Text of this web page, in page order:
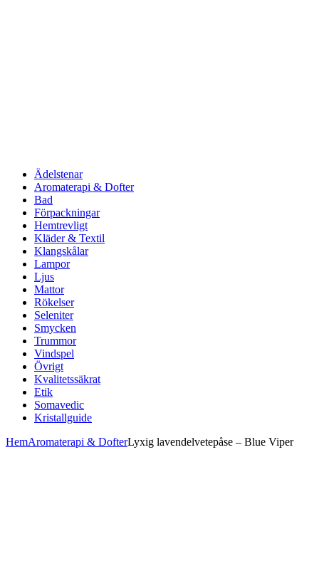
Ädelstenar
Aromaterapi & Dofter
Bad
Förpackningar
Hemtrevligt
Kläder & Textil
Klangskålar
Lampor
Ljus
Mattor
Rökelser
Seleniter
Smycken
Trummor
Vindspel
Övrigt
Kvalitetssäkrat
Etik
Somavedic
Kristallguide
HemAromaterapi & DofterLyxig lavendelvetepåse – Blue Viper